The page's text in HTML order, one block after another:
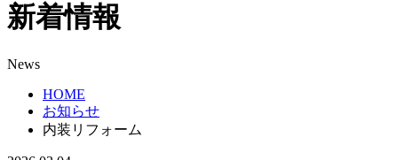
新着情報
News
HOME
お知らせ
内装リフォーム